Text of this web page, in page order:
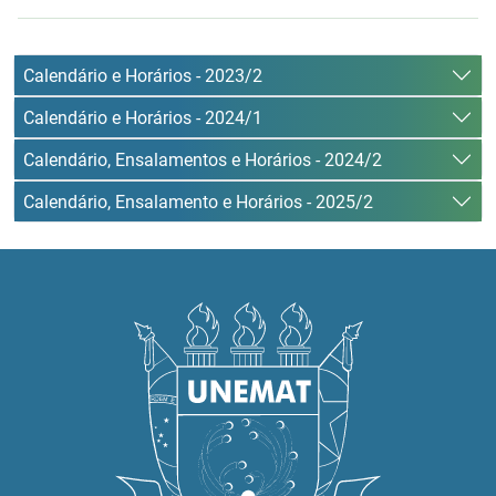
Calendário e Horários - 2023/2
Calendário e Horários - 2024/1
Calendário, Ensalamentos e Horários - 2024/2
Calendário, Ensalamento e Horários - 2025/2